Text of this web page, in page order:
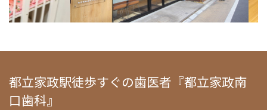
都立家政駅徒歩すぐの歯医者『都立家政南
口歯科』